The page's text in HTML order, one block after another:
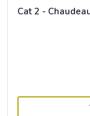
Cat 2 -